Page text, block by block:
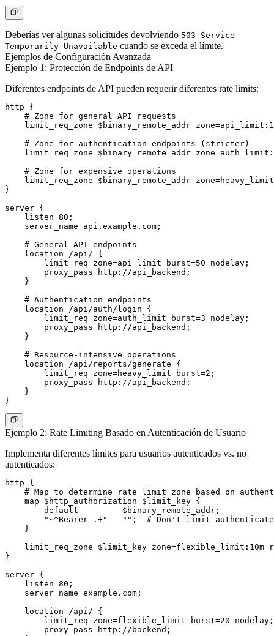
Deberías ver algunas solicitudes devolviendo 503 Service
Temporarily Unavailable cuando se exceda el límite.
Ejemplos de Configuración Avanzada
Ejemplo 1: Protección de Endpoints de API
Diferentes endpoints de API pueden requerir diferentes rate limits:
http {
    # Zone for general API requests
limit_req_zone $binary_remote_addr
    # Zone for authentication endpoints (stricter)
limit_req_zone $binary_remote_addr
    # Zone for expensive operations
limit_req_zone $binary_remote_addr
}
server {
    listen 80;
    server_name api.example.com;
    # General API endpoints
    location /api/ {
        limit_req zone=api_limit burst=50 nodelay;
        proxy_pass http://api_backend;
    }
    # Authentication endpoints
    location /api/auth/login {
        limit_req zone=auth_limit burst=3 nodelay;
        proxy_pass http://api_backend;
    }
    # Resource-intensive operations
    location /api/reports/generate {
        limit_req zone=heavy_limit burst=2;
        proxy_pass http://api_backend;
    }
Ejemplo 2: Rate Limiting Basado en Autenticación de Usuario
Implementa diferentes límites para usuarios autenticados vs. no
autenticados:
http {
# Map to determine rate limit zone based on
    map $http_authorization $limit_key {
        default         $binary_remote_addr;
"~^Bearer .+"   "";  # Don't limit
    }
limit_req_zone $limit_key zone=flexible_limit:10m
}
server {
    listen 80;
    server_name example.com;
    location /api/ {
        limit_req zone=flexible_limit burst=20 nodelay;
        proxy_pass http://backend;